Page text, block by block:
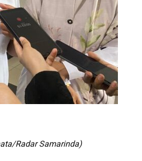
Radar Samarinda)